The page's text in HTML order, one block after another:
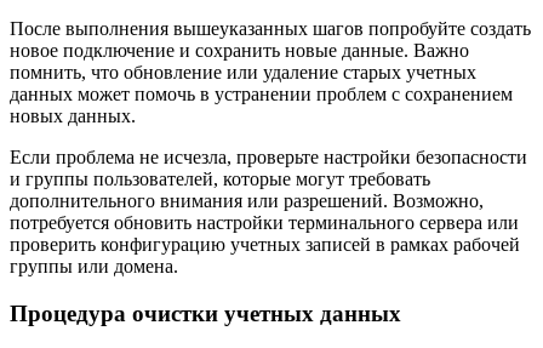
После выполнения вышеуказанных шагов попробуйте создать
новое подключение и сохранить новые данные. Важно
помнить, что обновление или удаление старых учетных
данных может помочь в устранении проблем с сохранением
новых данных.
Если проблема не исчезла, проверьте настройки безопасности
и группы пользователей, которые могут требовать
дополнительного внимания или разрешений. Возможно,
потребуется обновить настройки терминального сервера или
проверить конфигурацию учетных записей в рамках рабочей
группы или домена.
Процедура очистки учетных данных